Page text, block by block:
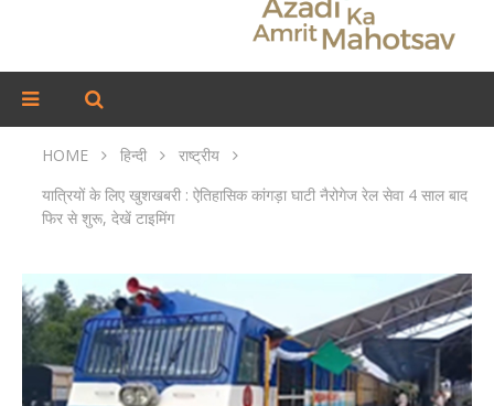
HOME हिन्दी
राष्ट्रीय
यात्रियों के लिए खुशखबरी : ऐतिहासिक कांगड़ा घाटी नैरोगेज रेल सेवा 4 साल बाद
फिर से शुरू, देखें टाइमिंग